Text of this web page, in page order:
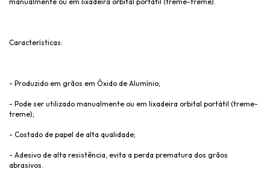
Características:
- Produzido em grãos em Óxido de Alumínio;
- Pode ser utilizado manualmente ou em lixadeira orbital portátil (treme-
treme);
- Costado de papel de alta qualidade;
- Adesivo de alta resistência, evita a perda prematura dos grãos
abrasivos.